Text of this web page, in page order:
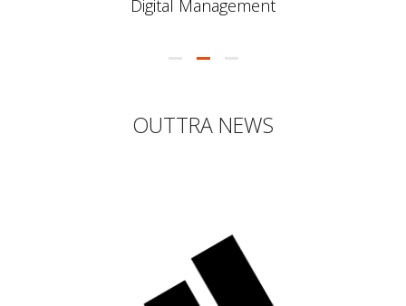
OUTTRA NEWS